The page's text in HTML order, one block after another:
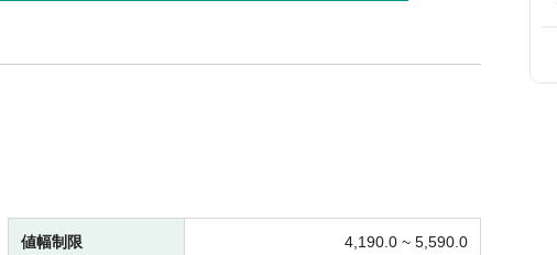
値幅制限 4,190.0 ~ 5,590.0